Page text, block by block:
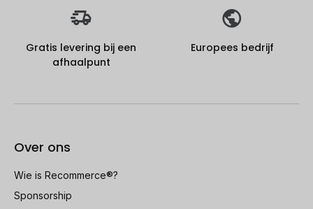
Gratis levering bij een
afhaalpunt
Europees bedrijf
Over ons
Wie is Recommerce®?
Sponsorship